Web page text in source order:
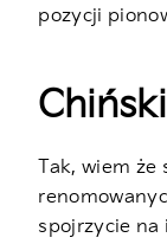
pozycji
Tak, wiem
spojrzycie na